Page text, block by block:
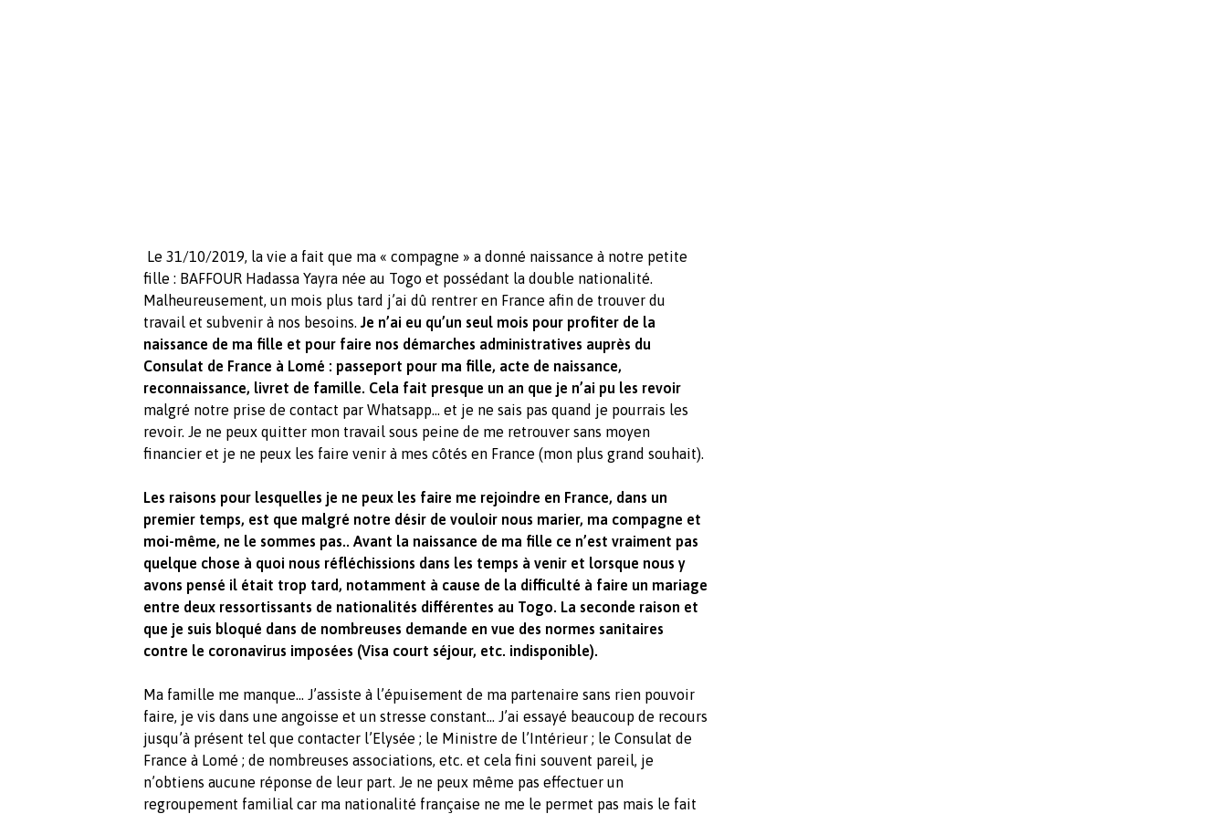
Le 31/10/2019, la vie a fait que ma « compagne » a donné naissance à notre petite
fille : BAFFOUR Hadassa Yayra née au Togo et possédant la double nationalité.
Malheureusement, un mois plus tard j’ai dû rentrer en France afin de trouver du
travail et subvenir à nos besoins. Je n’ai eu qu’un seul mois pour profiter de la
naissance de ma fille et pour faire nos démarches administratives auprès du
Consulat de France à Lomé : passeport pour ma fille, acte de naissance,
reconnaissance, livret de famille. Cela fait presque un an que je n’ai pu les revoir
malgré notre prise de contact par Whatsapp… et je ne sais pas quand je pourrais les
revoir. Je ne peux quitter mon travail sous peine de me retrouver sans moyen
financier et je ne peux les faire venir à mes côtés en France (mon plus grand souhait).
Les raisons pour lesquelles je ne peux les faire me rejoindre en France, dans un
premier temps, est que malgré notre désir de vouloir nous marier, ma compagne et
moi-même, ne le sommes pas.. Avant la naissance de ma fille ce n’est vraiment pas
quelque chose à quoi nous réfléchissions dans les temps à venir et lorsque nous y
avons pensé il était trop tard, notamment à cause de la difficulté à faire un mariage
entre deux ressortissants de nationalités différentes au Togo. La seconde raison et
que je suis bloqué dans de nombreuses demande en vue des normes sanitaires
contre le coronavirus imposées (Visa court séjour, etc. indisponible).
Ma famille me manque… J’assiste à l’épuisement de ma partenaire sans rien pouvoir
faire, je vis dans une angoisse et un stresse constant… J’ai essayé beaucoup de recours
jusqu’à présent tel que contacter l’Elysée ; le Ministre de l’Intérieur ; le Consulat de
France à Lomé ; de nombreuses associations, etc. et cela fini souvent pareil, je
n’obtiens aucune réponse de leur part. Je ne peux même pas effectuer un
regroupement familial car ma nationalité française ne me le permet pas mais le fait